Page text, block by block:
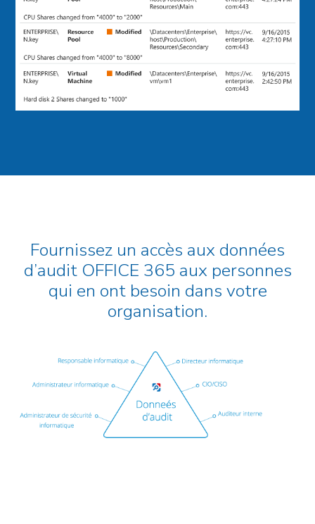
Fournissez un accès aux données
d’audit OFFICE 365 aux personnes
qui en ont besoin dans votre
organisation.